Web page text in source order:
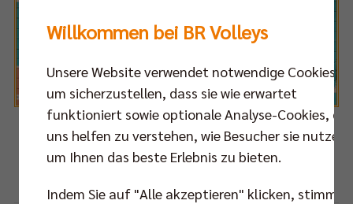
Christian Fromm setzt sich im Angriff gegen den
belgischen Doppelblock durch.
Willkommen bei BR Volleys
Unsere Website verwendet notwendige Cookies,
um sicherzustellen, dass sie wie erwartet
funktioniert sowie optionale Analyse-Cookies, die
uns helfen zu verstehen, wie Besucher sie nutzen,
um Ihnen das beste Erlebnis zu bieten.
Indem Sie auf "Alle akzeptieren" klicken, stimmen